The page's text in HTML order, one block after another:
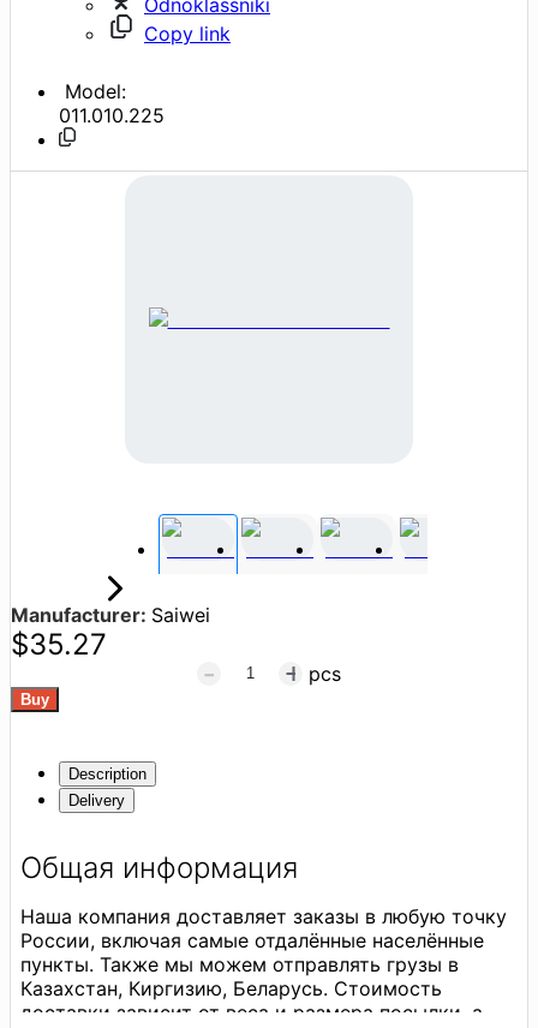
Copy link
Model:
011.010.225
Manufacturer: Saiwei
$35.27
pcs
Description
Delivery